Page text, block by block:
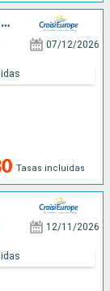
MAGIE DE NOËL, SAVEURS ET TRADITIONS DE L'AVENT EN CROISIÈRE SUR LE RHIN
07/12/2026
Tasas incluidas
12/11/2026